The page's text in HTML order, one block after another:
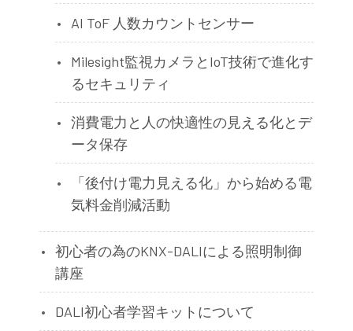
AI ToF 人数カウントセンサー
Milesight監視カメラとIoT技術で進化す
るセキュリティ
消費電力と人の快適性の見える化とデ
ータ保存
「後付け電力見える化」から始める電
気料金削減活動
初心者の為のKNX-DALIによる照明制御
講座
DALI初心者学習キットについて